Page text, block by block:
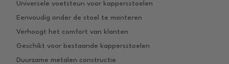
Universele voetsteun voor kappersstoelen
Eenvoudig onder de stoel te monteren
Verhoogt het comfort van klanten
Geschikt voor bestaande kappersstoelen
Duurzame metalen constructie